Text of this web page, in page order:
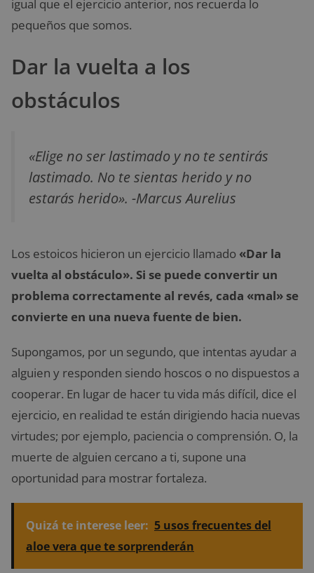
igual que el ejercicio anterior, nos recuerda lo
pequeños que somos.
Dar la vuelta a los
obstáculos
«Elige no ser lastimado y no te sentirás
lastimado. No te sientas herido y no
estarás herido». -Marcus Aurelius
Los estoicos hicieron un ejercicio llamado «Dar la
vuelta al obstáculo». Si se puede convertir un
problema correctamente al revés, cada «mal» se
convierte en una nueva fuente de bien.
Supongamos, por un segundo, que intentas ayudar a
alguien y responden siendo hoscos o no dispuestos a
cooperar. En lugar de hacer tu vida más difícil, dice el
ejercicio, en realidad te están dirigiendo hacia nuevas
virtudes; por ejemplo, paciencia o comprensión. O, la
muerte de alguien cercano a ti, supone una
oportunidad para mostrar fortaleza.
Quizá te interese leer: 5 usos frecuentes del
aloe vera que te sorprenderán